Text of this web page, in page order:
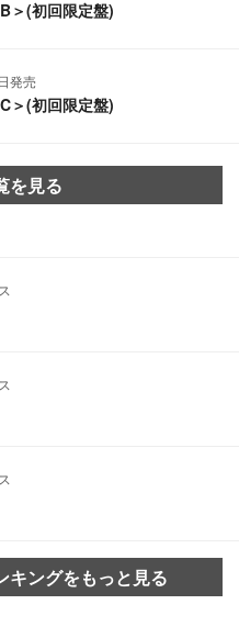
＞(初回限定盤)
発売
＞(初回限定盤)
を見る
キングをもっと見る